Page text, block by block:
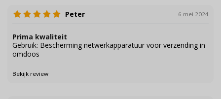
Peter 6 mei 2024
Prima kwaliteit
Gebruik: Bescherming netwerkapparatuur voor verzending in
omdoos
Bekijk review